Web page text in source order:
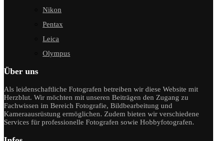
Nikon
Pentax
Leica
Olympus
Über uns
Als leidenschaftliche Fotografen betreiben wir diese Website mit
Herzblut. Wir möchten mit unseren Beiträgen den Zugang zu
Fachwissen im Bereich Fotografie, Bildbearbeitung und
Kameraausrüstung ermöglichen. Zudem bieten wir verschiedene
Services für professionelle Fotografen sowie Hobbyfotografen.